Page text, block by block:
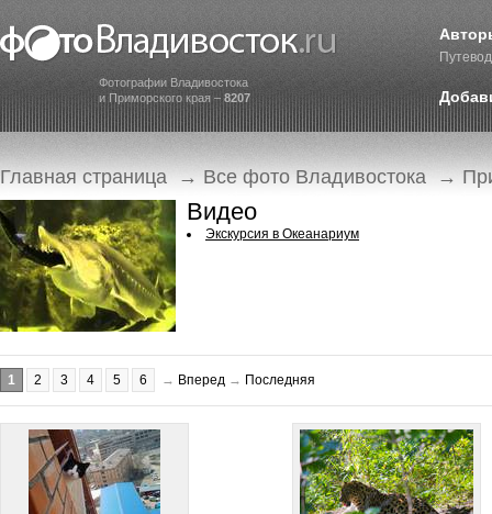
Фотографии Владивостока
и Приморского края – 8207
Главная страница → Все фото Владивостока →
Видео
Экскурсия в Океанариум
1 2 3 4 5 6 → Вперед → Последняя